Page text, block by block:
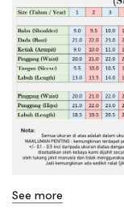
See more